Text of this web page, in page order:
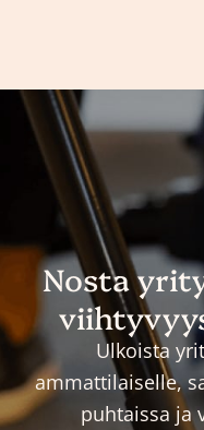
Nosta
Ulkoista
ammattilaiselle,
puhtaissa ja